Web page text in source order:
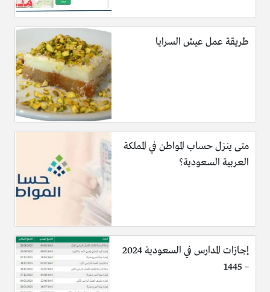
طريقة عمل عيش السرايا
متى ينزل حساب المواطن في المملكة
العربية السعودية؟
إجازات المدارس في السعودية 2024
– 1445